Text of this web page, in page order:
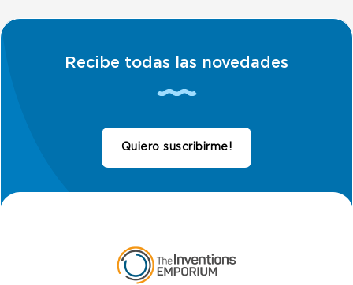
Recibe todas las novedades
Quiero suscribirme!